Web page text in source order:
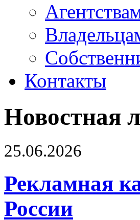
Контакты
Новостная
25.06.2026
Рекламная
России